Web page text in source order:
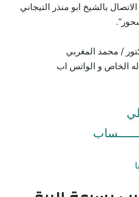
بالشيخ ابو منذر التيجاني
/ محمد المغربي
الخاص و الواتس اب